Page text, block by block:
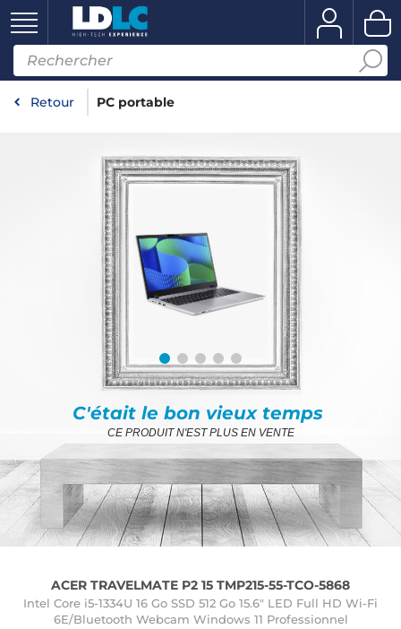
Retour PC portable
C'était le bon vieux temps
CE PRODUIT N'EST PLUS EN VENTE
ACER TRAVELMATE P2 15 TMP215-55-TCO-5868
Intel Core i5-1334U 16 Go SSD 512 Go 15.6" LED Full HD Wi-Fi
6E/Bluetooth Webcam Windows 11 Professionnel